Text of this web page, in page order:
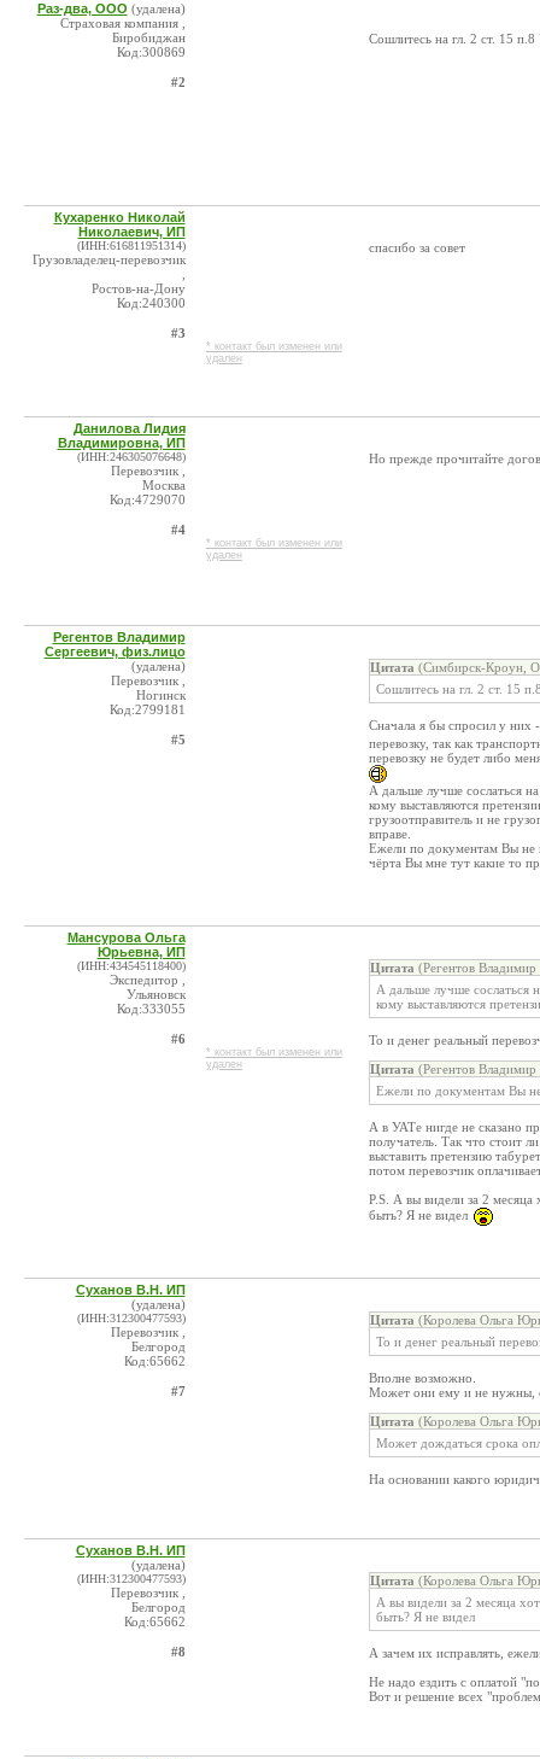
Раз-два, ООО (удалена)
Страховая компания ,
Биробиджан
Код:300869
#2
Сошлитесь на гл. 2 ст. 15
Кухаренко Николай
Николаевич, ИП
(ИНН:616811951314)
Грузовладелец-перевозчик
Ростов-на-Дону
Код:240300
#3
* контакт был изменен или
удален
спасибо за совет
Данилова Лидия
Владимировна, ИП
(ИНН:246305076648)
Перевозчик ,
Москва
Код:4729070
#4
* контакт был изменен или
удален
Но прежде прочитайте
Регентов Владимир
Сергеевич, физ.лицо
(удалена)
Перевозчик ,
Ногинск
Код:2799181
#5
Цитата (Симбирск-Кроун,
Сошлитесь на гл. 2 ст. 15
Сначала я бы спросил у
перевозку, так как
перевозку не будет либо
А дальше лучше сослаться
кому выставляются
грузоотправитель и не
вправе.
Ежели по документам Вы не
чёрта Вы мне тут какие то
Мансурова Ольга
Юрьевна, ИП
(ИНН:434545118400)
Экспедитор ,
Ульяновск
Код:333055
#6
* контакт был изменен или
удален
Цитата (Регентов
А дальше лучше сослаться
кому выставляются
То и денег реальный
Цитата (Регентов
Ежели по документам Вы
А в УАТе нигде не сказано
получатель. Так что стоит
выставить претензию
потом перевозчик
P.S. А вы видели за 2
быть? Я не видел
Суханов В.Н. ИП
(удалена)
(ИНН:312300477593)
Перевозчик ,
Белгород
Код:65662
#7
Цитата (Королева Ольга
То и денег реальный
Вполне возможно.
Может они ему и не нужны,
Цитата (Королева Ольга
Может дождаться срока
На основании какого
Суханов В.Н. ИП
(удалена)
(ИНН:312300477593)
Перевозчик ,
Белгород
Код:65662
#8
Цитата (Королева Ольга
А вы видели за 2 месяца
быть? Я не видел
А зачем их исправлять,
Не надо ездить с оплатой
Вот и решение всех